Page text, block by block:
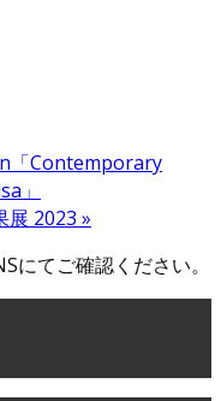
「Contemporary
」
展 2023 »
にてご確認ください。